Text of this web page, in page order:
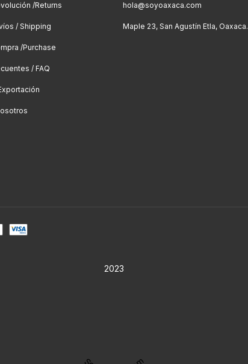
/Returns
/ Shipping
/Purchase
/ FAQ
hola@soyoaxaca.com
Maple 23, San Agustín Etla, Oaxaca.
2023